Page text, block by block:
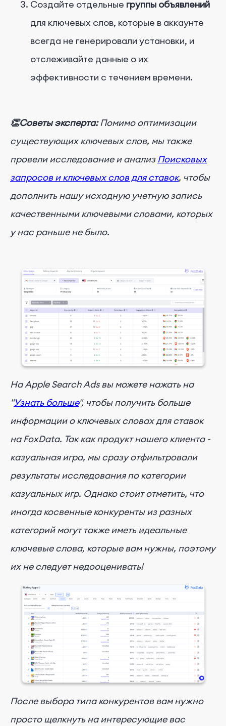
Создайте отдельные группы объявлений
для ключевых слов, которые в аккаунте
всегда не генерировали установки, и
отслеживайте данные о их
эффективности с течением времени.
👏Советы эксперта:Помимо оптимизации
существующих ключевых слов, мы также
провели исследование и анализ Поисковых
запросов и ключевых слов для ставок, чтобы
дополнить нашу исходную учетную запись
качественными ключевыми словами, которых
у нас раньше не было.
На Apple Search Ads вы можете нажать на
"Узнать больше", чтобы получить больше
информации о ключевых словах для ставок
на FoxData. Так как продукт нашего клиента -
казуальная игра, мы сразу отфильтровали
результаты исследования по категории
казуальных игр. Однако стоит отметить, что
иногда косвенные конкуренты из разных
категорий могут также иметь идеальные
ключевые слова, которые вам нужны, поэтому
их не следует недооценивать!
После выбора типа конкурентов вам нужно
просто щелкнуть на интересующие вас